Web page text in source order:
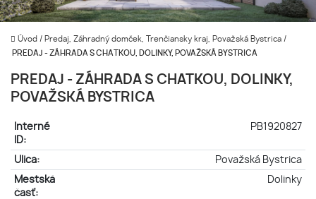
Úvod / Predaj, Záhradný domček, Trenčiansky kraj, Považská Bystrica /
PREDAJ - ZÁHRADA S CHATKOU, DOLINKY, POVAŽSKÁ BYSTRICA
PREDAJ - ZÁHRADA S CHATKOU, DOLINKY,
POVAŽSKÁ BYSTRICA
Interné
ID:
PB1920827
Ulica:
Považská Bystrica
Mestská
časť:
Dolinky